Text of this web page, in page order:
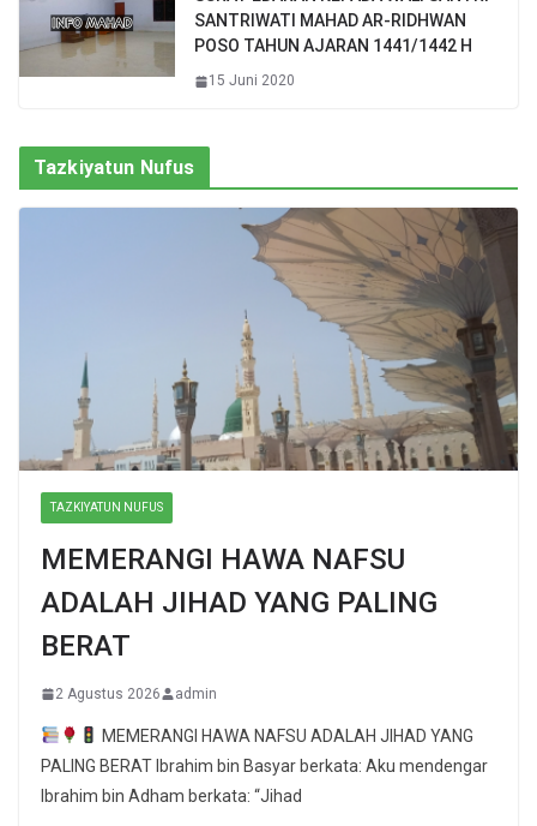
SANTRIWATI MAHAD AR-RIDHWAN
POSO TAHUN AJARAN 1441/1442 H
15 Juni 2020
Tazkiyatun Nufus
TAZKIYATUN NUFUS
MEMERANGI HAWA NAFSU
ADALAH JIHAD YANG PALING
BERAT
2 Agustus 2026 admin
MEMERANGI HAWA NAFSU ADALAH JIHAD YANG
PALING BERAT Ibrahim bin Basyar berkata: Aku mendengar
Ibrahim bin Adham berkata: “Jihad